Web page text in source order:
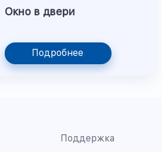
Окно в двери
Подробнее
Поддержка